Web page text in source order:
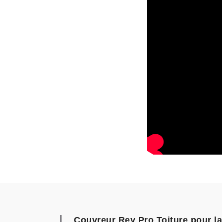
Couvreur Rey Pro Toiture pour